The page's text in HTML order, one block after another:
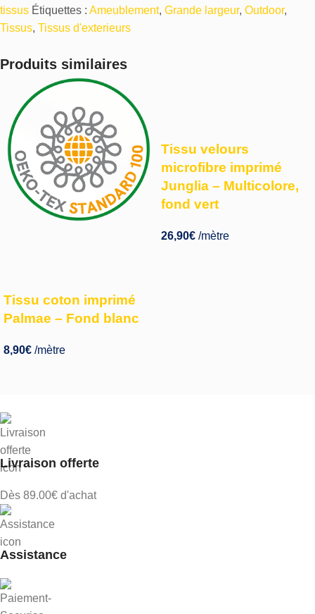
tissus Étiquettes : Ameublement, Grande largeur, Outdoor,
Tissus, Tissus d'exterieurs
Produits similaires
Tissu coton imprimé
Palmae – Fond blanc
8,90€ /mètre
Tissu velours
microfibre imprimé
Junglia – Multicolore,
fond vert
26,90€ /mètre
Livraison offerte
Dès 89.00€ d'achat
Assistance